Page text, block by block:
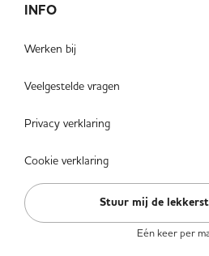
INFO
Werken bij
Veelgestelde vragen
Privacy verklaring
Cookie verklaring
Stuur mij de
Eén keer per